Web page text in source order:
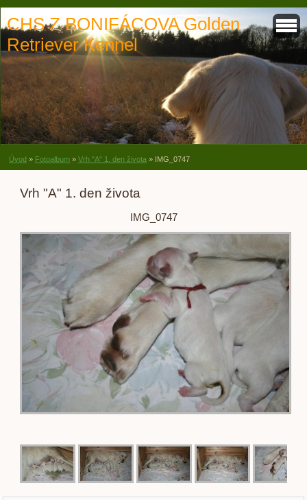
CHS Z BONIFÁCOVA Golden
Retriever Kennel
Úvod » Fotoalbum » Vrh "A" 1. den života » IMG_0747
Vrh "A" 1. den života
IMG_0747